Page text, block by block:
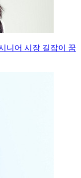
니어 시장 길잡이 꿈